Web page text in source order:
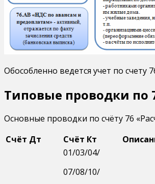
Обособленно ведется учет по счету
Типовые проводки по
Основные проводки по счёту 76
Счёт Дт
Счёт Кт
01/03/04/
07/08/10/